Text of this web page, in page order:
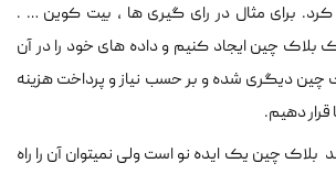
کرد. برای مثال در رای گیری ها ، بیت کوین … .
بلاک چین ایجاد کنیم و داده های خود را در آن
چین دیگری شده و بر حسب نیاز و پرداخت هزینه
چین یک ایده نو است ولی نمیتوان آن را راه